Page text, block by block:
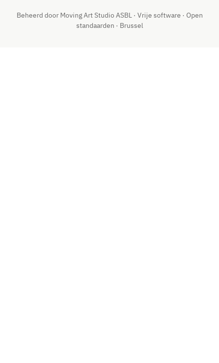
Beheerd door Moving Art Studio ASBL · Vrije software · Open
standaarden · Brussel